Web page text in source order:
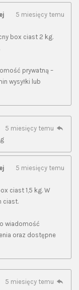
5 miesięcy temu
box ciast 2 kg.
prywatną –
wysyłki lub
5 miesięcy temu
5 miesięcy temu
ciast 1,5 kg. W
ciast.
wiadomość
oraz dostępne
5 miesięcy temu